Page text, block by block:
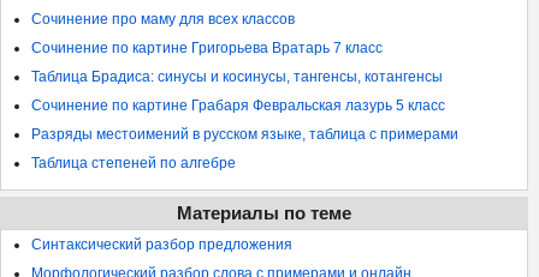
Сочинение про маму для всех классов
Сочинение по картине Григорьева Вратарь 7 класс
Таблица Брадиса: синусы и косинусы, тангенсы, котангенсы
Сочинение по картине Грабаря Февральская лазурь 5 класс
Разряды местоимений в русском языке, таблица с примерами
Таблица степеней по алгебре
Материалы по теме
Синтаксический разбор предложения
Морфологический разбор слова с примерами и онлайн